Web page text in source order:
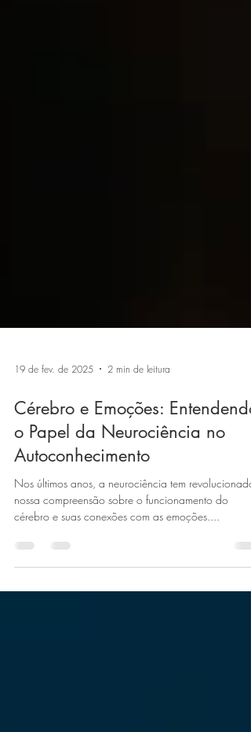
19 de fev. de 2025 2 min de leitura
Cérebro e Emoções: Entendendo
o Papel da Neurociência no
Autoconhecimento
Nos últimos anos, a neurociência tem revolucionado
cérebro e suas conexões com as emoções....